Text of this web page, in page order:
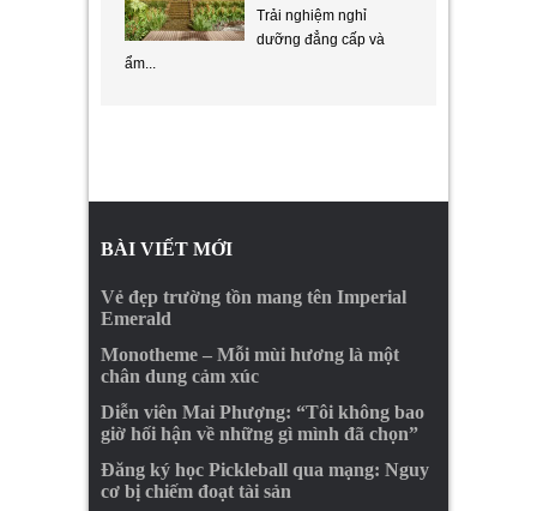
Trải nghiệm nghỉ
dưỡng đẳng cấp và
ẩm...
BÀI VIẾT MỚI
Vẻ đẹp trường tồn mang tên Imperial
Emerald
Monotheme – Mỗi mùi hương là một
chân dung cảm xúc
Diễn viên Mai Phượng: “Tôi không bao
giờ hối hận về những gì mình đã chọn”
Đăng ký học Pickleball qua mạng: Nguy
cơ bị chiếm đoạt tài sản